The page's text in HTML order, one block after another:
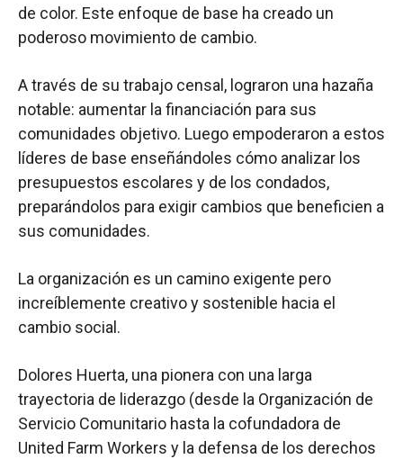
de color. Este enfoque de base ha creado un
poderoso movimiento de cambio.
A través de su trabajo censal, lograron una hazaña
notable: aumentar la financiación para sus
comunidades objetivo. Luego empoderaron a estos
líderes de base enseñándoles cómo analizar los
presupuestos escolares y de los condados,
preparándolos para exigir cambios que beneficien a
sus comunidades.
La organización es un camino exigente pero
increíblemente creativo y sostenible hacia el
cambio social.
Dolores Huerta, una pionera con una larga
trayectoria de liderazgo (desde la Organización de
Servicio Comunitario hasta la cofundadora de
United Farm Workers y la defensa de los derechos